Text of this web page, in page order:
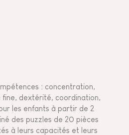
: concentration,
dextérité, coordination,
les enfants à partir de 2
des puzzles de 20 pièces
à leurs capacités et leurs